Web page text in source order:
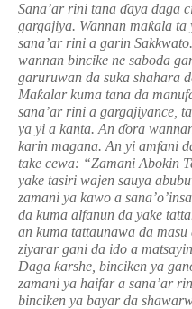
Sana’ar rini tana ɗaya daga
gargajiya. Wannan maƙala ta
sana’ar rini a garin
wannan bincike ne saboda
garuruwan da suka shahara
Maƙalar kuma tana da
sana’ar rini a gargajiyance,
ya yi a kanta. An ɗora
karin magana. An yi amfani
take cewa: “Zamani Abokin
yake tasiri wajen sauya
zamani ya kawo a
da kuma alfanun da yake
an kuma tattaunawa da
ziyarar gani da ido a
Daga ƙarshe, binciken ya
zamani ya haifar a sana’ar
binciken ya bayar da